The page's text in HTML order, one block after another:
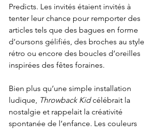
Predicts. Les invités étaient invités à
tenter leur chance pour remporter des
articles tels que des bagues en forme
d’oursons gélifiés, des broches au style
rétro ou encore des boucles d’oreilles
inspirées des fêtes foraines.
Bien plus qu’une simple installation
ludique, Throwback Kid célébrait la
nostalgie et rappelait la créativité
spontanée de l’enfance. Les couleurs